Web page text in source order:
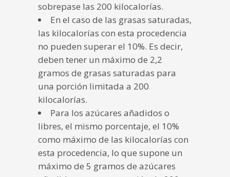
sobrepase las 200 kilocalorías.
En el caso de las grasas saturadas,
las kilocalorías con esta procedencia
no pueden superar el 10%. Es decir,
deben tener un máximo de 2,2
gramos de grasas saturadas para
una porción limitada a 200
kilocalorías.
Para los azúcares añadidos o
libres, el mismo porcentaje, el 10%
como máximo de las kilocalorías con
esta procedencia, lo que supone un
máximo de 5 gramos de azúcares